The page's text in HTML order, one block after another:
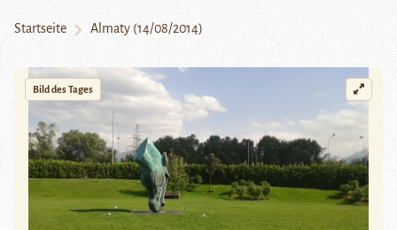
Startseite Almaty (14/08/2014)
Bild des Tages